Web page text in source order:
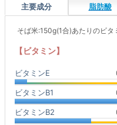
主要成分 脂肪酸
そば米:150g(1合)あたりのビ
【ビタミン】
ビタミンE
ビタミンB1
ビタミンB2